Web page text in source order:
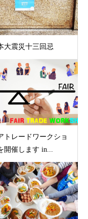
大震災十三回忌
トレードワークショ
開催します in...